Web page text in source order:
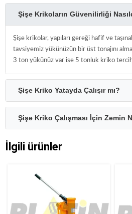
Şişe Krikoların Güvenilirliği
Şişe krikolar, yapıları gereği hafif ve
tavsiyemiz yükünüzün bir üst tonajını
3 ton yükünüz var ise 5 tonluk kriko tercihi
Şişe Kriko Yatayda Çalışır mı?
Şişe Kriko Çalışması İçin Zemin
İlgili ürünler